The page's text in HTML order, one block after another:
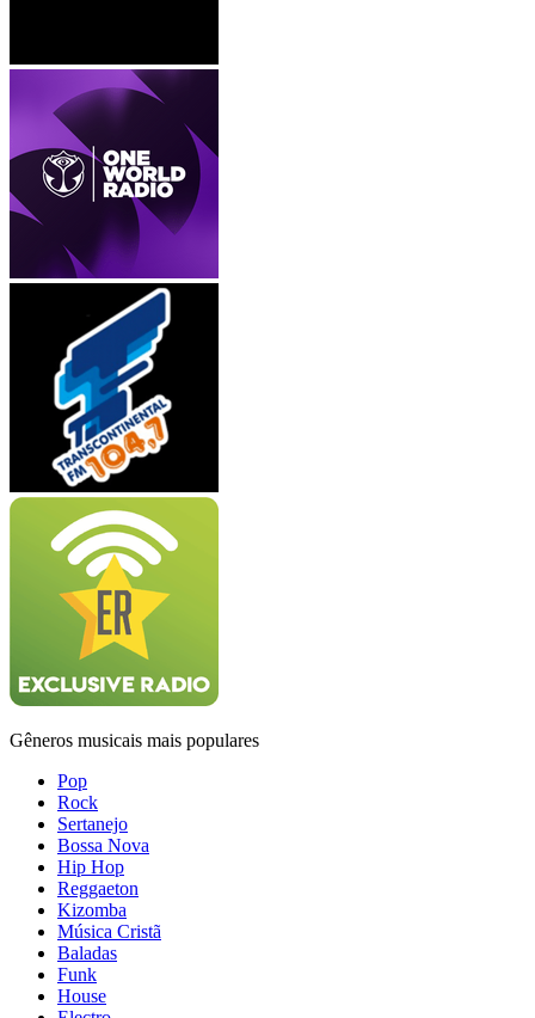
Gêneros musicais mais populares
Pop
Rock
Sertanejo
Bossa Nova
Hip Hop
Reggaeton
Kizomba
Música Cristã
Baladas
Funk
House